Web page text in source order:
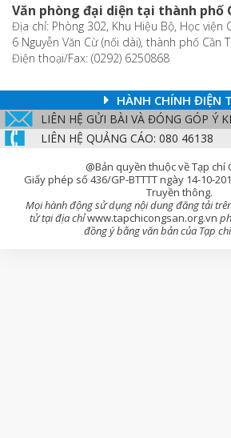
Văn phòng đại diện tại thành phố
Địa chỉ: Phòng 302, Khu Hiệu Bộ, Học viện
6 Nguyễn Văn Cừ (nối dài), thành phố Cần
Điện thoại/Fax: (0292) 6250868
HÀNH CHÍNH ĐIỆN
LIÊN HỆ GỬI BÀI VÀ ĐÓNG GÓP Ý
LIÊN HỆ QUẢNG CÁO: 080 46138
@Bản quyền thuộc về Tạp chí
Giấy phép số 436/GP-BTTTT ngày 14-10-
Truyền thông.
Mọi hành động sử dụng nội dung đăng tải
tử tại địa chỉwww.tapchicongsan.org.vn
đồng ý bằng văn bản của Tạp